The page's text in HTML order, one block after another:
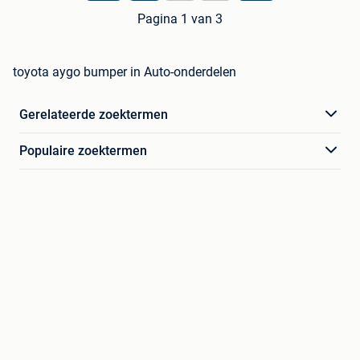
Pagina 1 van 3
toyota aygo bumper in Auto-onderdelen
Gerelateerde zoektermen
Populaire zoektermen